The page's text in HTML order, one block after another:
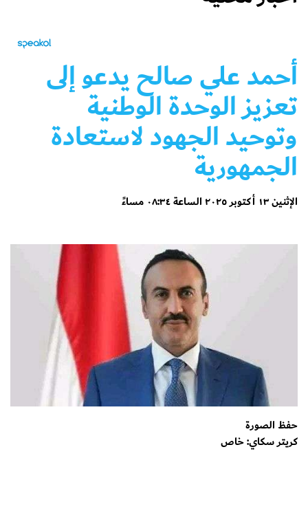
أحمد علي صالح يدعو إلى
تعزيز الوحدة الوطنية
وتوحيد الجهود لاستعادة
الجمهورية
الإثنين ١٣ أكتوبر ٢٠٢٥ الساعة ٠٨:٣٤ مساءً
حفظ الصورة
كريتر سكاي: خاص